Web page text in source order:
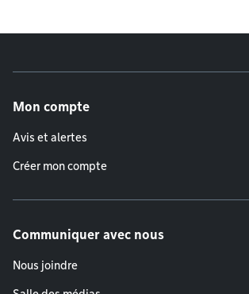
Mon compte
Avis et alertes
Créer mon compte
Communiquer avec nous
Nous joindre